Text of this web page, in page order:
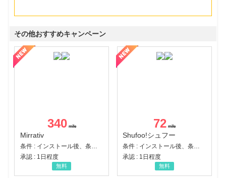
その他おすすめキャンペーン
340
Mirrativ
条件 : インストール後、条件達成
承認 : 1日程度
無料
72
Shufoo!シュフー
条件 : インストール後、条件達成
承認 : 1日程度
無料